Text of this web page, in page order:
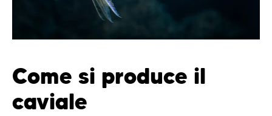
Come si produce il
caviale